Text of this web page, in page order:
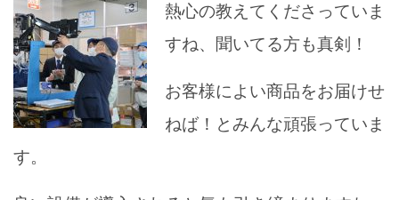
熱心の教えてくださっていま
すね、聞いてる方も真剣！
お客様によい商品をお届けせ
ねば！とみんな頑張っていま
す。